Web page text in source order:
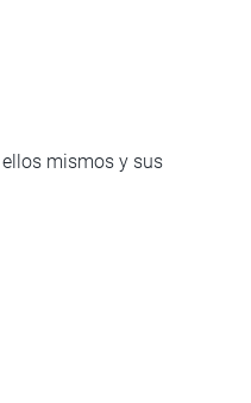
mismos y sus